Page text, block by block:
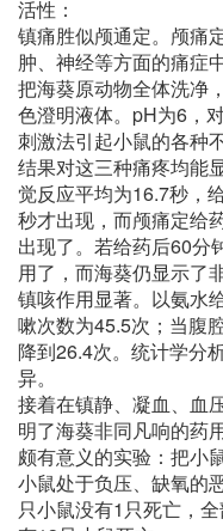
活性：
镇痛胜似颅通定。颅痛
肿、神经等方面的痛症
把海葵原动物全体洗净
色澄明液体。pH为6，
刺激法引起小鼠的各种
结果对这三种痛疼均能
觉反应平均为16.7秒，
秒才出现，而颅痛定给
出现了。若给药后60分
用了，而海葵仍显示了
镇咳作用显著。以氨水
嗽次数为45.5次；当腹
降到26.4次。统计学分
异。
接着在镇静、凝血、血
明了海葵非同凡响的药
颇有意义的实验：把小
小鼠处于负压、缺氧的
只小鼠没有1只死亡，